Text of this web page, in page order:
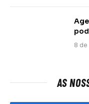
8 de
AS